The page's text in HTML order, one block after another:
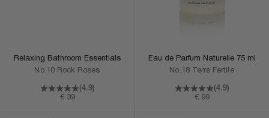
Relaxing Bathroom Essentials
No.10 Rock Roses
(4.9)
Aanbiedingsprijs
€ 39
Eau de Parfum Naturelle 75 ml
No.18 Terre Fertile
(4.9)
Aanbiedingsprijs
€ 99